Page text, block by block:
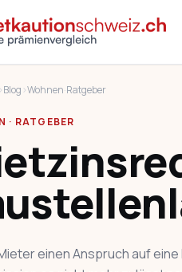
›Blog ›Wohnen·Ratgeber
· RATGEBER
einen Anspruch auf